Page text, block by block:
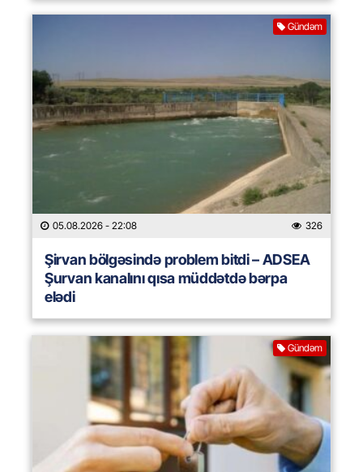
Gündəm
05.08.2026 - 22:08 326
Şirvan bölgəsində problem bitdi – ADSEA
Şurvan kanalını qısa müddətdə bərpa
elədi
Gündəm